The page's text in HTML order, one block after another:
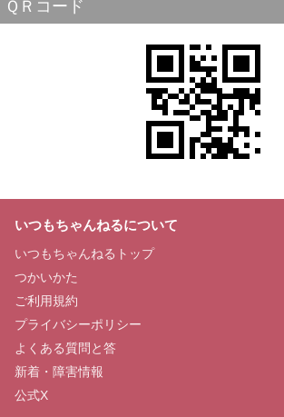
ＱＲコード
いつもちゃんねるについて
いつもちゃんねるトップ
つかいかた
ご利用規約
プライバシーポリシー
よくある質問と答
新着・障害情報
公式X